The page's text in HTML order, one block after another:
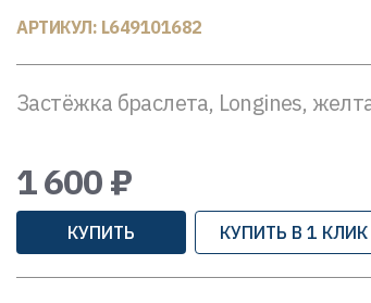
АРТИКУЛ: L649101682
Застёжка браслета, Longines,
1 600 ₽
КУПИТЬ КУПИТЬ В 1 КЛИК